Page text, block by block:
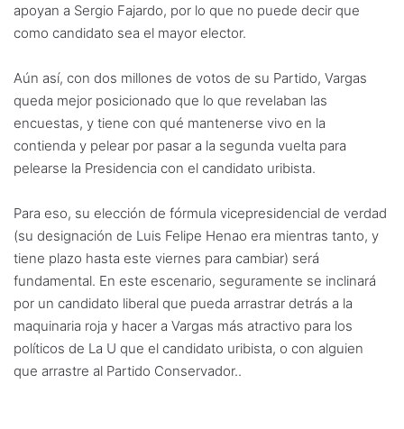
apoyan a Sergio Fajardo, por lo que no puede decir que
como candidato sea el mayor elector.
Aún así, con dos millones de votos de su Partido, Vargas
queda mejor posicionado que lo que revelaban las
encuestas, y tiene con qué mantenerse vivo en la
contienda y pelear por pasar a la segunda vuelta para
pelearse la Presidencia con el candidato uribista.
Para eso, su elección de fórmula vicepresidencial de verdad
(su designación de Luis Felipe Henao era mientras tanto, y
tiene plazo hasta este viernes para cambiar) será
fundamental. En este escenario, seguramente se inclinará
por un candidato liberal que pueda arrastrar detrás a la
maquinaria roja y hacer a Vargas más atractivo para los
políticos de La U que el candidato uribista, o con alguien
que arrastre al Partido Conservador..